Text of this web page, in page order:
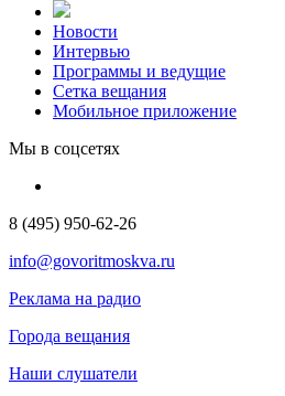
Новости
Интервью
Программы и ведущие
Сетка вещания
Мобильное приложение
Мы в соцсетях
8 (495) 950-62-26
info@govoritmoskva.ru
Реклама на радио
Города вещания
Наши слушатели